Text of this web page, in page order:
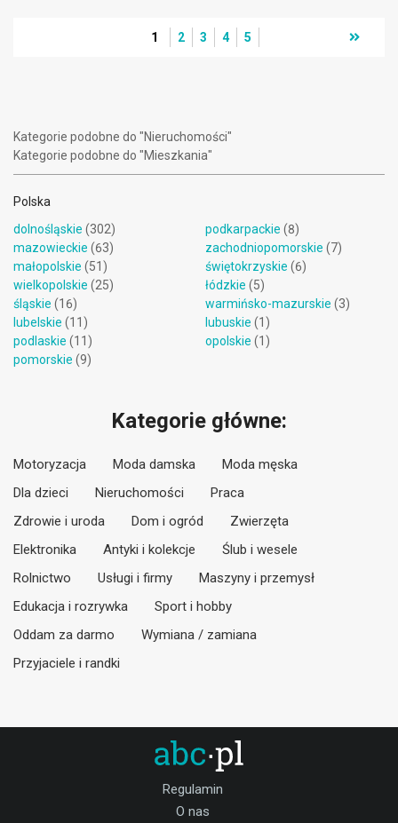
1 2 3 4 5
Kategorie podobne do "Nieruchomości"
Kategorie podobne do "Mieszkania"
Polska
dolnośląskie (302)
mazowieckie (63)
małopolskie (51)
wielkopolskie (25)
śląskie (16)
lubelskie (11)
podlaskie (11)
pomorskie (9)
podkarpackie (8)
zachodniopomorskie (7)
świętokrzyskie (6)
łódzkie (5)
warmińsko-mazurskie (3)
lubuskie (1)
opolskie (1)
Kategorie główne:
Motoryzacja Moda damska
Moda męska
Dla dzieci
Nieruchomości
Praca
Zdrowie i uroda
Dom i ogród
Zwierzęta
Elektronika
Antyki i kolekcje
Ślub i wesele
Rolnictwo
Usługi i firmy
Maszyny i przemysł
Edukacja i rozrywka
Sport i hobby
Oddam za darmo
Wymiana / zamiana
Przyjaciele i randki
Regulamin
O nas